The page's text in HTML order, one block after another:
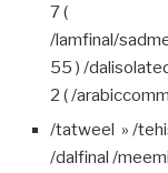
7 (
/lamfinal/
55 ) /
2 ( /
/tatweel » /
/dalfinal /